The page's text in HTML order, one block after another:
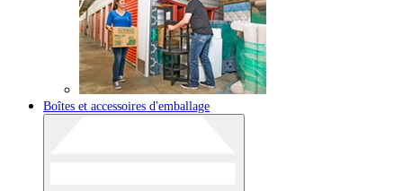
Boîtes et accessoires d'emballage